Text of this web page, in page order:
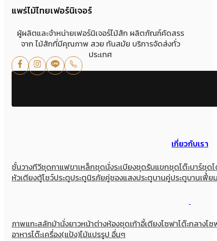
แพร่ไม้ไทยเฟอร์นิเจอร์
ผู้ผลิตและจำหน่ายเฟอร์นิเจอร์ไม้สัก ผลิตภัณฑ์คัดสรร
จาก ไม้สักที่มีคุณภาพ สวย ทันสมัย บริการจัดส่งทั่ว
ประเทศ
เกี่ยวกับเรา
ชั้นวางทีวีชุดกาแฟขาเหล็กชุดนั่งระเบียงชุดรับแขกชุดโต๊ะบาร์ชุดโ
หัวเตียงตู้โชว์ประตูประตูนิรภัยคู่ชองแสงประตูบานคู่ประตูบานเฟี้ย
ภาพแกะสลักม้านั่งยาวหน้าต่างห้องชุดเก้าอี้เตียงโซฟาโต๊ะกลางโซ
อาหารโต๊ะเครื่อง(แป้ง)ไม้แปรรูป อื่นๆ